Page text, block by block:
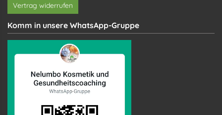
Vertrag widerrufen
Komm in unsere WhatsApp-Gruppe